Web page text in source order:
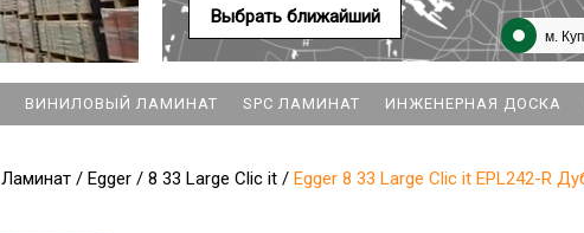
м.
Выбрать ближайший
ВИНИЛОВЫЙ ЛАМИНАТ SPC ЛАМИНАТ ИНЖЕНЕРНАЯ ДОСКА
Ламинат / Egger / 8 33 Large Clic it / Egger 8 33 Large Clic it EPL242-R